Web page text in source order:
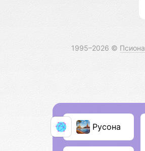
1995–2026 © Псиона
Русона